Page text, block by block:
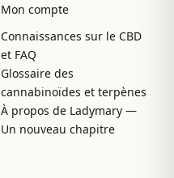
Mon compte
Connaissances sur le CBD
et FAQ
Glossaire des
cannabinoïdes et terpènes
À propos de Ladymary —
Un nouveau chapitre